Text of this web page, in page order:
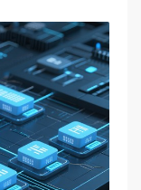
诸多困境,
构(大模型
的性能评估
告通过将
上的优化
化序列截